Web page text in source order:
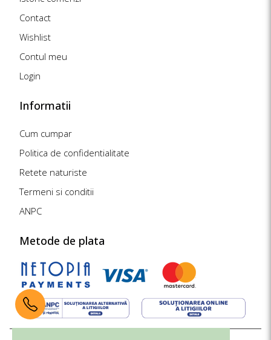
Contact
Wishlist
Contul meu
Login
Informatii
Cum cumpar
Politica de confidentialitate
Retete naturiste
Termeni si conditii
ANPC
Metode de plata